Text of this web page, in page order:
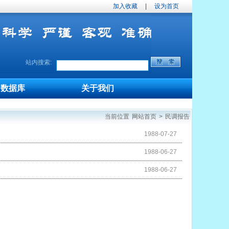
加入收藏 设为首页
站内搜索:
数据库 关于我们
当前位置 网站首页 > 民调报告
1988-07-27
1988-06-27
1988-06-27